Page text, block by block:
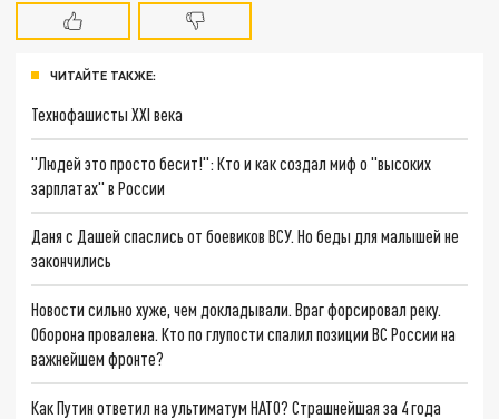
ЧИТАЙТЕ ТАКЖЕ:
Технофашисты XXI века
"Людей это просто бесит!": Кто и как создал миф о "высоких
зарплатах" в России
Даня с Дашей спаслись от боевиков ВСУ. Но беды для малышей не
закончились
Новости сильно хуже, чем докладывали. Враг форсировал реку.
Оборона провалена. Кто по глупости спалил позиции ВС России на
важнейшем фронте?
Как Путин ответил на ультиматум НАТО? Страшнейшая за 4 года